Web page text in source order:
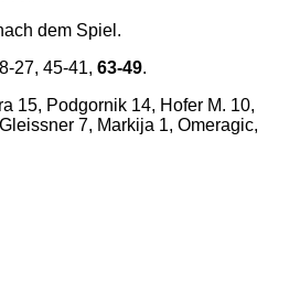
dem Spiel.
27, 45-41, 63-49.
15, Podgornik 14, Hofer M. 10,
7, Markija 1, Omeragic,